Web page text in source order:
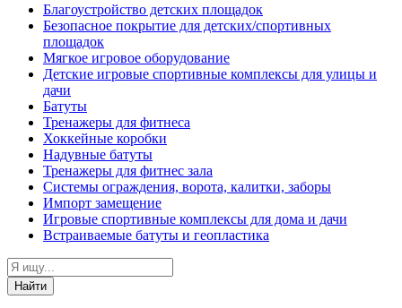
Благоустройство детских площадок
Безопасное покрытие для детских/спортивных
площадок
Мягкое игровое оборудование
Детские игровые спортивные комплексы для улицы и
дачи
Батуты
Тренажеры для фитнеса
Хоккейные коробки
Надувные батуты
Тренажеры для фитнес зала
Системы ограждения, ворота, калитки, заборы
Импорт замещение
Игровые спортивные комплексы для дома и дачи
Встраиваемые батуты и геопластика
Найти